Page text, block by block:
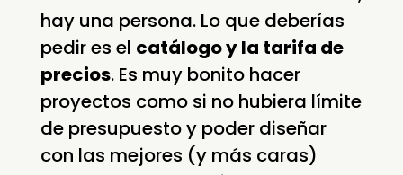
hay una persona. Lo que deberías
pedir es el catálogo y la tarifa de
precios. Es muy bonito hacer
proyectos como si no hubiera límite
de presupuesto y poder diseñar
con las mejores (y más caras)